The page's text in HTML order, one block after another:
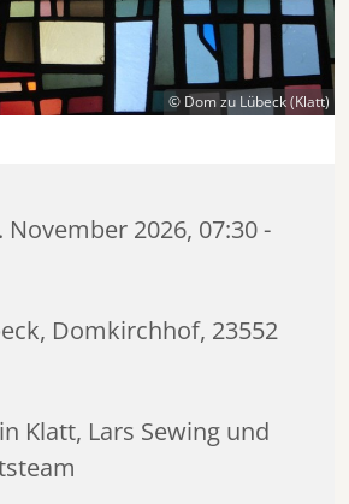
© Dom zu Lübeck (Klatt)
2026, 07:30 -
Domkirchhof, 23552
Klatt, Lars Sewing und